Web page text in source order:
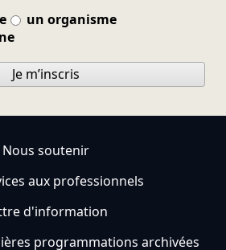
un organisme
Je m’inscris
Nous soutenir
aux professionnels
d'information
programmations archivées